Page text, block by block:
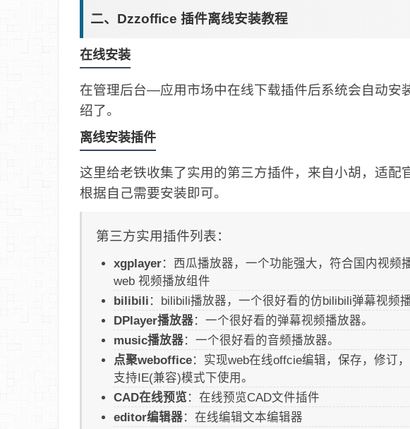
二、Dzzoffice 插件离线安装教程
在线安装
在管理后台—应用市场中在线下载插件后系统会自动安
绍了。
离线安装插件
这里给老铁收集了实用的第三方插件，来自小胡，适配
根据自己需要安装即可。
第三方实用插件列表：
xgplayer：西瓜播放器，一个功能强大，符合国内视频
web 视频播放组件
bilibili ：bilibili播放器，一个很好看的仿bilibili弹幕视频播
DPlayer播放器：一个很好看的弹幕视频播放器。
music播放器：一个很好看的音频播放器。
点聚weboffice：实现web在线offcie编辑，保存，修订
支持IE(兼容)模式下使用。
CAD在线预览 ：在线预览CAD文件插件
editor编辑器：在线编辑文本编辑器